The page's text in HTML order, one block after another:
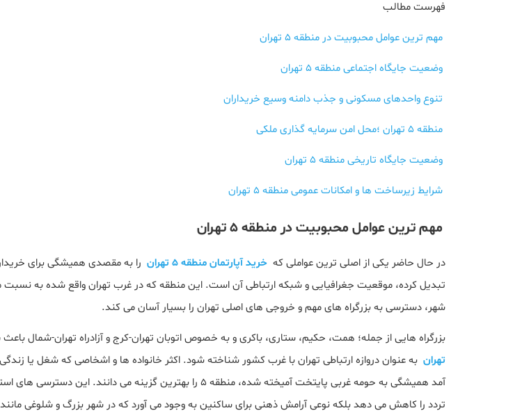
فهرست مطالب
مهم ترین عوامل محبوبیت در منطقه 5 تهران
وضعیت جایگاه اجتماعی منطقه 5 تهران
تنوع واحدهای مسکونی و جذب دامنه وسیع خریداران
منطقه 5 تهران ؛محل امن سرمایه گذاری ملکی
وضعیت جایگاه تاریخی منطقه 5 تهران
شرایط زیرساخت ها و امکانات عمومی منطقه 5 تهران
مهم ترین عوامل محبوبیت در منطقه 5 تهران
در حال حاضر یکی از اصلی ترین عواملی که خرید آپارتمان منطقه ۵ تهران
را به مقصدی همیشگی برای
تبدیل کرده، موقعیت جغرافیایی و شبکه ارتباطی آن است. این منطقه که در غرب تهران واقع شده به
شهر، دسترسی به بزرگراه‌ های مهم و خروجی‌ های اصلی تهران را بسیار آسان می‌ کند.
بزرگراه‌ هایی از جمله؛ همت، حکیم، ستاری، باکری و به خصوص اتوبان تهران-کرج و آزادراه تهران-شمال
تهران به عنوان دروازه ارتباطی تهران با غرب کشور شناخته شود. اکثر خانواده ‌ها و اشخاصی که شغل یا
آمد همیشگی به حومه غربی پایتخت آمیخته شده، منطقه ۵ را بهترین گزینه می‌ دانند.
تردد را کاهش می‌ دهد بلکه نوعی آرامش ذهنی برای ساکنین به وجود می‌ آورد که در شهر بزرگ و شلوغی مانند